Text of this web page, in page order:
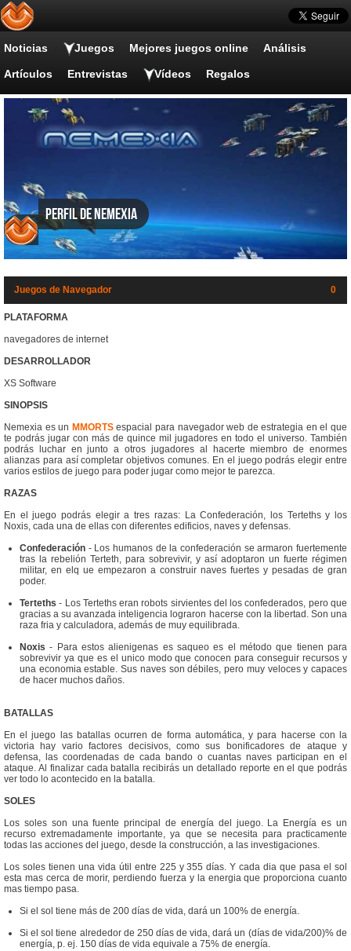
Noticias Juegos Mejores juegos online Análisis
Artículos Entrevistas Vídeos Regalos
Perfil de Nemexia
Juegos de Navegador 0
PLATAFORMA
navegadores de internet
DESARROLLADOR
XS Software
SINOPSIS
Nemexia es un MMORTSespacial para navegador web de estrategia en el que
te podrás jugar con más de quince mil jugadores en todo el universo. También
podrás luchar en junto a otros jugadores al hacerte miembro de enormes
alianzas para así completar objetivos comunes. En el juego podrás elegir entre
varios estilos de juego para poder jugar como mejor te parezca.
RAZAS
En el juego podrás elegir a tres razas: La Confederación, los Terteths y los
Noxis, cada una de ellas con diferentes edificios, naves y defensas.
Confederación - Los humanos de la confederación se armaron fuertemente
tras la rebelión Terteth, para sobrevivir, y así adoptaron un fuerte régimen
militar, en elq ue empezaron a construir naves fuertes y pesadas de gran
poder.
Terteths - Los Terteths eran robots sirvientes del los confederados, pero que
gracias a su avanzada inteligencia lograron hacerse con la libertad. Son una
raza fria y calculadora, además de muy equilibrada.
Noxis - Para estos alienigenas es saqueo es el método que tienen para
sobrevivir ya que es el unico modo que conocen para conseguir recursos y
una economia estable. Sus naves son débiles, pero muy veloces y capaces
de hacer muchos daños.
BATALLAS
En el juego las batallas ocurren de forma automática, y para hacerse con la
victoria hay vario factores decisivos, como sus bonificadores de ataque y
defensa, las coordenadas de cada bando o cuantas naves participan en el
ataque. Al finalizar cada batalla recibirás un detallado reporte en el que podrás
ver todo lo acontecido en la batalla.
SOLES
Los soles son una fuente principal de energía del juego. La Energía es un
recurso extremadamente importante, ya que se necesita para practicamente
todas las acciones del juego, desde la construcción, a las investigaciones.
Los soles tienen una vida útil entre 225 y 355 días. Y cada dia que pasa el sol
esta mas cerca de morir, perdiendo fuerza y la energia que proporciona cuanto
mas tiempo pasa.
Si el sol tiene más de 200 días de vida, dará un 100% de energía.
Si el sol tiene alrededor de 250 días de vida, dará un (días de vida/200)% de
energía, p. ej. 150 días de vida equivale a 75% de energía.